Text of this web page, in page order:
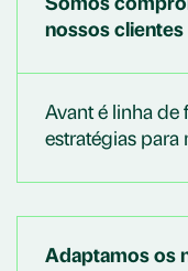
Somos
nossos clientes
Avant é linha de
estratégias para
Adaptamos os